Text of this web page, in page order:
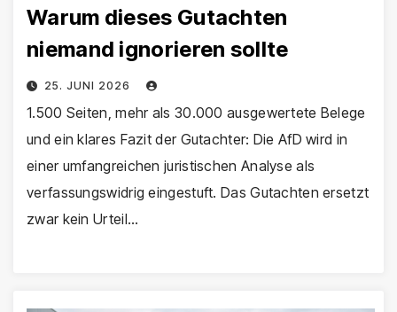
Warum dieses Gutachten
niemand ignorieren sollte
25. JUNI 2026
1.500 Seiten, mehr als 30.000 ausgewertete Belege
und ein klares Fazit der Gutachter: Die AfD wird in
einer umfangreichen juristischen Analyse als
verfassungswidrig eingestuft. Das Gutachten ersetzt
zwar kein Urteil…